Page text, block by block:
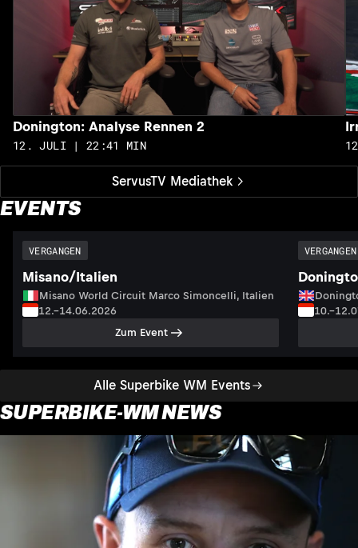
ServusTV Mediathek
Donington: Analyse Rennen 2
12. JULI | 22:41 MIN
EVENTS
Alle Superbike WM Events
VERGANGEN
Misano/Italien
Misano World Circuit Marco Simoncelli, Italien
12.–14.06.2026
Zum Event
VERGANGEN
SUPERBIKE-WM NEWS